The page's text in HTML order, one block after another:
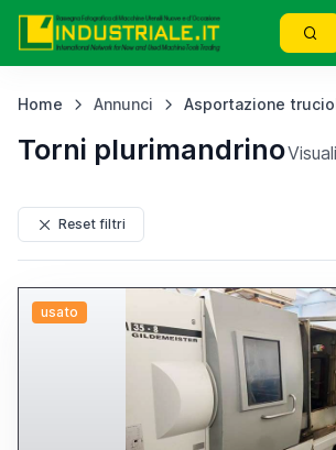
Home Annunci Asportazione
Torni plurimandrino
Reset filtri
usato